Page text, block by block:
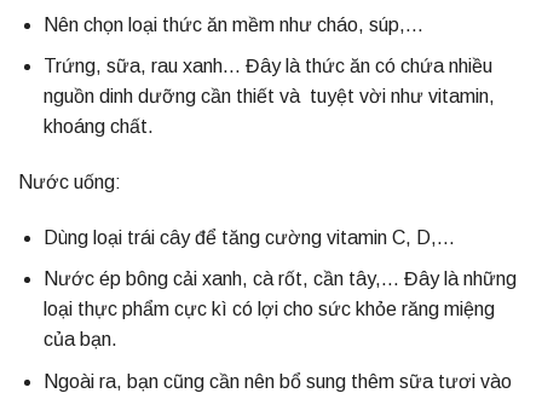
Nên chọn loại thức ăn mềm như cháo, súp,…
Trứng, sữa, rau xanh… Đây là thức ăn có chứa nhiều
nguồn dinh dưỡng cần thiết và tuyệt vời như vitamin,
khoáng chất.
Nước uống:
Dùng loại trái cây để tăng cường vitamin C, D,…
Nước ép bông cải xanh, cà rốt, cần tây,… Đây là những
loại thực phẩm cực kì có lợi cho sức khỏe răng miệng
của bạn.
Ngoài ra, bạn cũng cần nên bổ sung thêm sữa tươi vào